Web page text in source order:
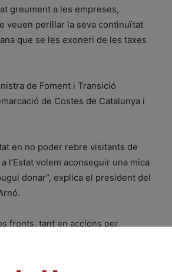
greument a les empreses,
veuen perillar la seva continuïtat
que se les exoneri de les taxes
de Foment i Transició
de Costes de Catalunya i
en no poder rebre visitants de
l’Estat volem aconseguir una mica
donar”, explica el president del
fronts, tant en accions per
com en impulsar el
turística amb tota la seva